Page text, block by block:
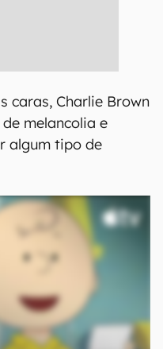
caras, Charlie Brown
melancolia e
algum tipo de